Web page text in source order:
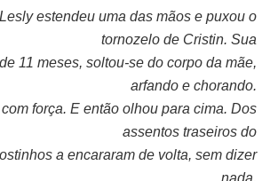
estendeu uma das mãos e puxou o
tornozelo de Cristin. Sua
11 meses, soltou-se do corpo da mãe,
arfando e chorando.
força. E então olhou para cima. Dos
assentos traseiros do
a encararam de volta, sem dizer
nada.